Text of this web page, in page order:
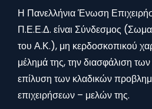
Η Πανελλήνια Ένωση
Π.Ε.Ε.Δ. είναι Σύνδεσμος
του Α.Κ.), μη κερδοσκοπικού
μέλημά της, την διασφάλιση
επίλυση των κλαδικών
επιχειρήσεων – μελών της.